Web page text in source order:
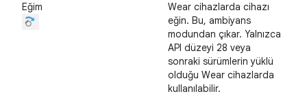
Eğim
Wear cihazlarda cihazı
eğin. Bu, ambiyans
modundan çıkar. Yalnızca
API düzeyi 28 veya
sonraki sürümlerin yüklü
olduğu Wear cihazlarda
kullanılabilir.